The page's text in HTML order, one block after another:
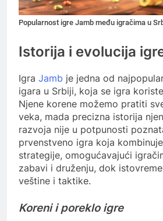
Popularnost igre Jamb među igračima u
Istorija i evolucija
Igra Jamb je jedna od
igara u Srbiji, koja se igra
Njene korene možemo pratiti
veka, mada precizna istorija
razvoja nije u potpunosti
prvenstveno igra koja
strategije, omogućavajući
zabavi i druženju, dok
veštine i taktike.
Koreni i poreklo igre